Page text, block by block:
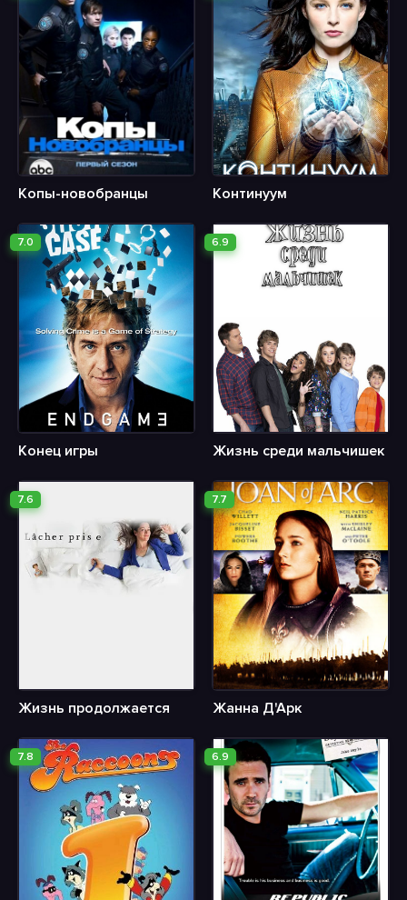
Копы-новобранцы Континуум
7.0
Конец игры
6.9
Жизнь среди мальчишек
7.6
Жизнь продолжается
7.7
Жанна Д'Арк
7.8 6.9